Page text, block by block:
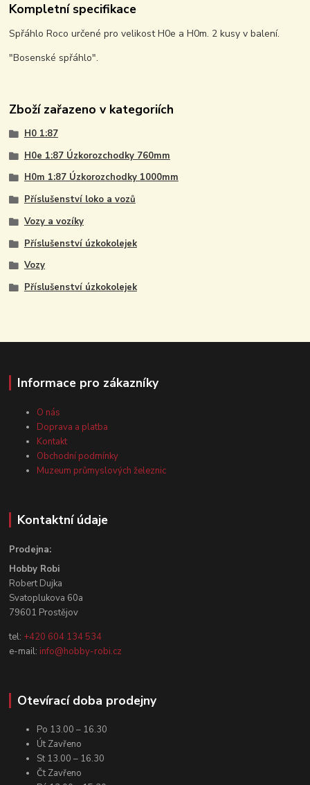
Kompletní specifikace
Spřáhlo Roco určené pro velikost H0e a H0m. 2 kusy v balení.
"Bosenské spřáhlo".
Zboží zařazeno v kategoriích
H0 1:87
H0e 1:87 Úzkorozchodky 760mm
H0m 1:87 Úzkorozchodky 1000mm
Příslušenství loko a vozů
Vozy a vozíky
Příslušenství úzkokolejek
Vozy
Příslušenství úzkokolejek
Informace pro zákazníky
O nás
Doprava a platba
Kontakt
Obchodní podmínky
Muzeum průmyslových železnic
Kontaktní údaje
Prodejna:
Hobby Robi
Robert Dujka
Svatoplukova 60a
79601 Prostějov
tel: +420 604 134 534
e-mail: info@hobby-robi.cz
Otevírací doba prodejny
Po 13.00 – 16.30
Út Zavřeno
St 13.00 – 16.30
Čt Zavřeno